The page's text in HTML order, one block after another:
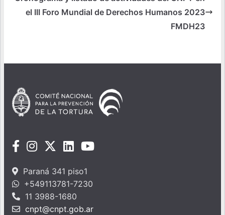
el III Foro Mundial de Derechos Humanos 2023
FMDH23
Paraná 341 piso1
+549113781-7230
11 3988-1680
cnpt@cnpt.gob.ar